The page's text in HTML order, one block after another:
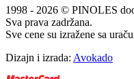
1998 - 2026 © PINOLES
Sva prava zadržana.
Sve cene su izražene sa
Dizajn i izrada: Avokado